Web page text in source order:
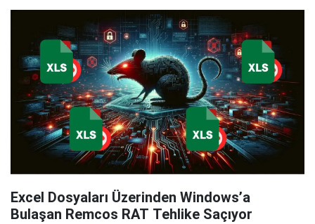
Excel Dosyaları Üzerinden Windows’a
Bulaşan Remcos RAT Tehlike Saçıyor